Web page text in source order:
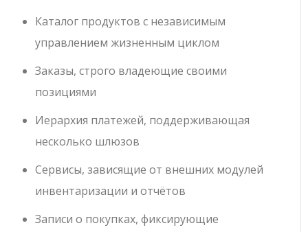
Каталог продуктов с независимым
управлением жизненным циклом
Заказы, строго владеющие своими
позициями
Иерархия платежей, поддерживающая
несколько шлюзов
Сервисы, зависящие от внешних модулей
инвентаризации и отчётов
Записи о покупках, фиксирующие